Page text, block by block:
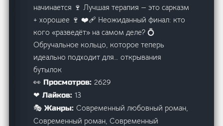
начинается 🍷 Лучшая терапия — это сарказм
+ хорошее 🍷 ❤️‍🩹 Неожиданный финал: кто
кого «разведёт» на самом деле? 💍
Обручальное кольцо, которое теперь
идеально подходит для… открывания
бутылок
👀 Просмотров:2629
❤ Лайков:13
🎭 Жанры:Современный любовный роман,
Современный роман, Современный